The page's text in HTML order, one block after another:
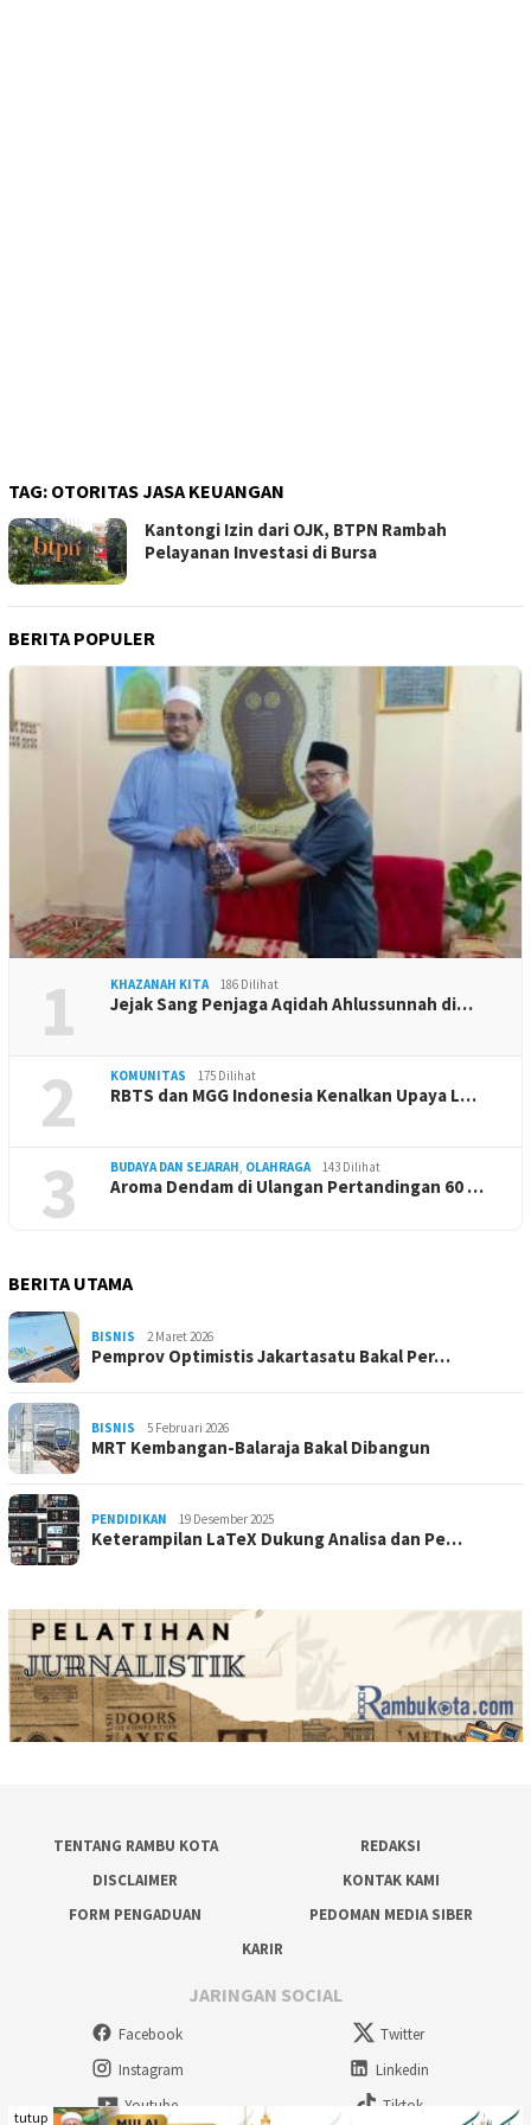
TAG: OTORITAS JASA KEUANGAN
Kantongi Izin dari OJK, BTPN Rambah
Pelayanan Investasi di Bursa
BERITA POPULER
1 KHAZANAH KITA 186 Dilihat
Jejak Sang Penjaga Aqidah Ahlussunnah di…
2 KOMUNITAS 175 Dilihat
RBTS dan MGG Indonesia Kenalkan Upaya L…
3 BUDAYA DAN SEJARAH, OLAHRAGA 143 Dilihat
Aroma Dendam di Ulangan Pertandingan 60 …
BERITA UTAMA
BISNIS 2 Maret 2026
Pemprov Optimistis Jakartasatu Bakal Per…
BISNIS 5 Februari 2026
MRT Kembangan-Balaraja Bakal Dibangun
PENDIDIKAN 19 Desember 2025
Keterampilan LaTeX Dukung Analisa dan Pe…
TENTANG RAMBU KOTA
REDAKSI
DISCLAIMER
KONTAK KAMI
FORM PENGADUAN
PEDOMAN MEDIA SIBER
KARIR
JARINGAN SOCIAL
Facebook
Twitter
Instagram
Linkedin
Youtube
Tiktok
tutup